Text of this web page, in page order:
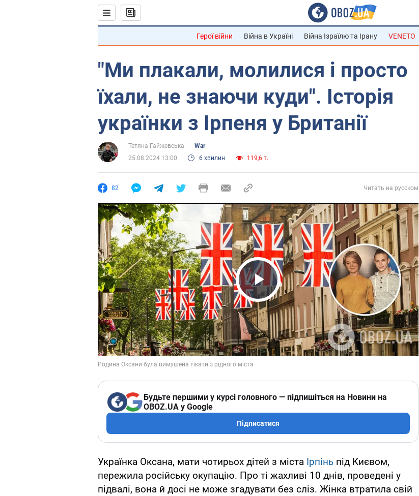
Герої війни Війна в Україні Війна Ізраїлю та Ірану VENETO
"Ми плакали, молилися і просто
їхали, не знаючи куди". Історія
українки з Ірпеня у Британії
Тетяна Гайжевська
War
25.08.2024 13:00
6 хвилин 119,6 т.
82 Читать на русском
Play Video
Будьте першими у курсі головного — підпишіться на Новини на
OBOZ.UA у Google
Підписатися
Українка Оксана, мати чотирьох дітей з міста Ірпінь під Києвом,
пережила російську окупацію. Про ті жахливі 10 днів, проведені у
підвалі, вона й досі не може згадувати без сліз. Жінка втратила свій